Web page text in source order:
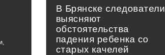
В Брянске следователи
выясняют
обстоятельства
падения ребенка со
старых качелей